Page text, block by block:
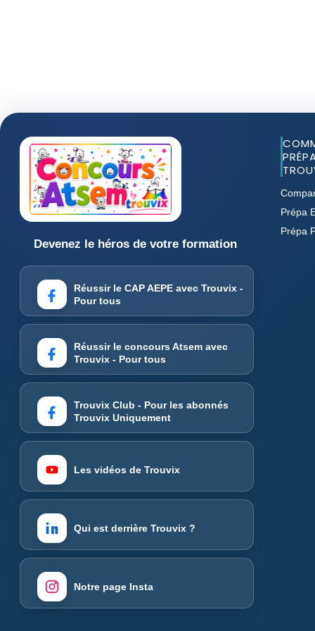
Devenez le héros de votre formation
Réussir le CAP AEPE avec Trouvix -
Pour tous
Réussir le concours Atsem avec
Trouvix - Pour tous
Trouvix Club - Pour les abonnés
Trouvix Uniquement
Les vidéos de Trouvix
Qui est derrière Trouvix ?
Notre page Insta
Prépa
Prépa